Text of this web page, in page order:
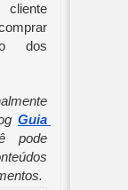
dos
Guia
pode